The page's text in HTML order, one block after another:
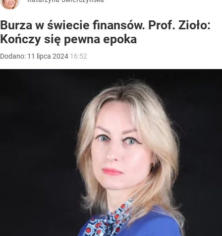
Burza w świecie finansów. Prof. Zioło:
Kończy się pewna epoka
Dodano: 11 lipca 2024 16:52